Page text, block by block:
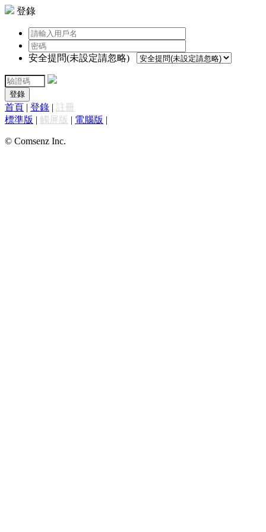
登錄
安全提問(未設定請忽略)
登錄
首頁 | 登錄 | 註冊
標準版 | 觸屏版 | 電腦版 |
© Comsenz Inc.